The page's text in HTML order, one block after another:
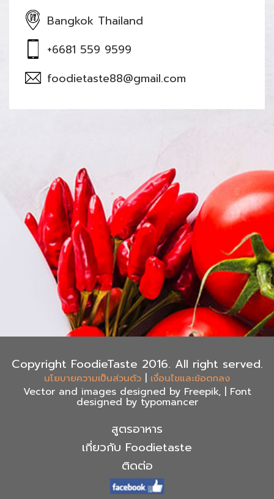
Bangkok Thailand
+6681 559 9599
foodietaste88@gmail.com
Copyright FoodieTaste 2016. All right served.
นโยบายความเป็นส่วนตัว | เงื่อนไขและข้อตกลง
Vector and images designed by Freepik, | Font
designed by typomancer
สูตรอาหาร
เกี่ยวกับ Foodietaste
ติดต่อ